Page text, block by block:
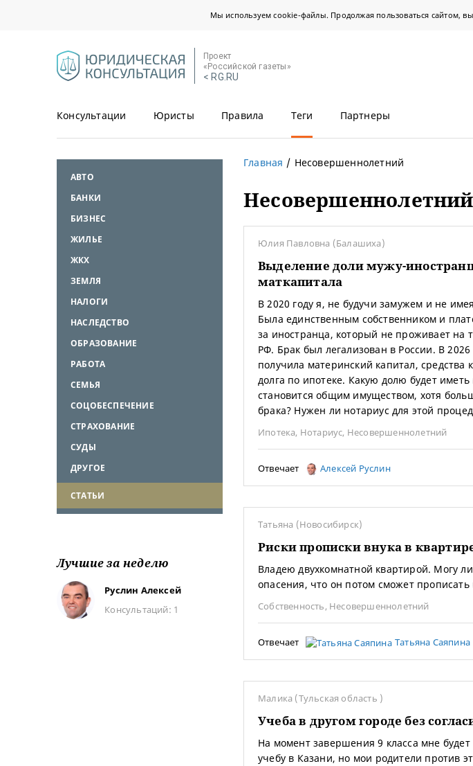
Мы используем cookie-файлы. Продолжая пользоваться сайтом,
Проект
«Российской газеты»
< RG.RU
Консультации Юристы Правила Теги Партнеры
АВТО
БАНКИ
БИЗНЕС
ЖИЛЬЕ
ЖКХ
ЗЕМЛЯ
НАЛОГИ
НАСЛЕДСТВО
ОБРАЗОВАНИЕ
РАБОТА
СЕМЬЯ
СОЦОБЕСПЕЧЕНИЕ
СТРАХОВАНИЕ
СУДЫ
ДРУГОЕ
СТАТЬИ
Лучшие за неделю
Руслин Алексей
Консультаций: 1
Главная Несовершеннолетний
Несовершеннолетний
Юлия Павловна (Балашиха)
Выделение доли мужу-
маткапитала
В 2020 году я, не будучи замужем и не
Была единственным собственником и
за иностранца, который не проживает на
РФ. Брак был легализован в России. В
получила материнский капитал, средства
долга по ипотеке. Какую долю будет
становится общим имуществом, хотя
брака? Нужен ли нотариус для этой
Ипотека, Нотариус, Несовершеннолетний
Отвечает Алексей Руслин
Татьяна (Новосибирск)
Риски прописки внука в
Владею двухкомнатной квартирой. Могу
опасения, что он потом сможет
Собственность, Несовершеннолетний
Отвечает Татьяна Саяпина
Малика (Тульская область )
Учеба в другом городе без
На момент завершения 9 класса мне
учебу в Казани, но мои родители против